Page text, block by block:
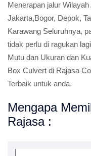
Menerapan jalur
Jakarta,Bogor, Depok,
Karawang Seluruhnya,
tidak perlu di ragukan
Mutu dan Ukuran dan
Box Culvert di Rajasa
Terbaik untuk anda.
Mengapa
Rajasa :